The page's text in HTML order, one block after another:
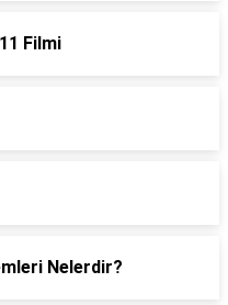
Filmi
Nelerdir?